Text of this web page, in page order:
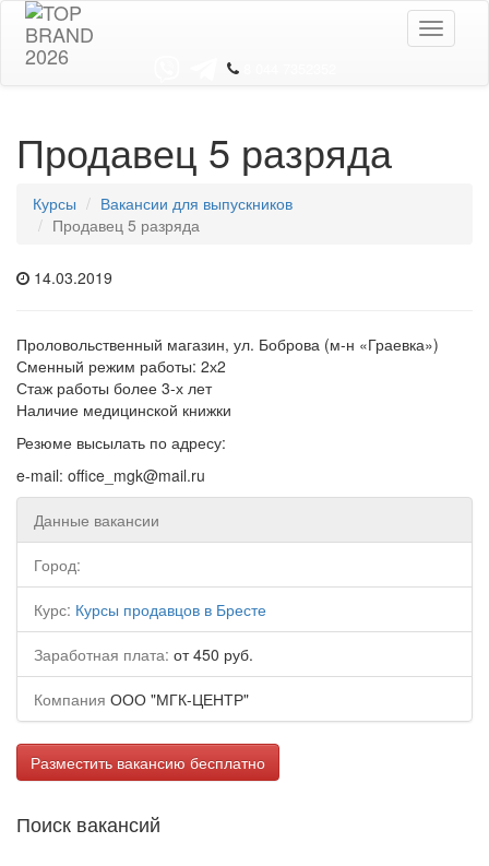
Toggle
Продавец 5 разряда
Курсы
Вакансии для выпускников
Продавец 5 разряда
14.03.2019
Проловольственный магазин, ул. Боброва (м-н «Граевка»)
Сменный режим работы: 2х2
Стаж работы более 3-х лет
Наличие медицинской книжки
Резюме высылать по адресу:
e-mail: office_mgk@mail.ru
Данные вакансии
Город:
Курс: Курсы продавцов в Бресте
Заработная плата: от 450 руб.
Компания ООО "МГК-ЦЕНТР"
Разместить вакансию бесплатно
Поиск вакансий